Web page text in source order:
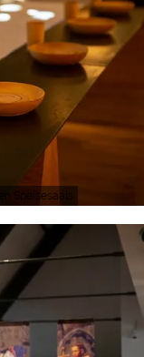
Speisesaals